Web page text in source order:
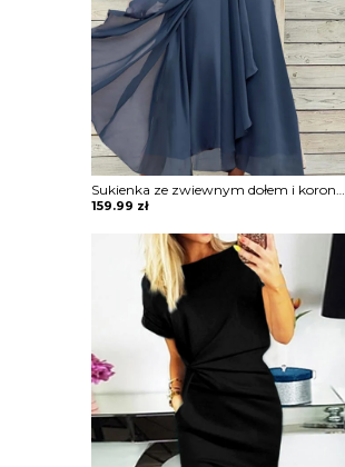
Sukienka ze zwiewnym dołem i koronkową górą
159.99 zł